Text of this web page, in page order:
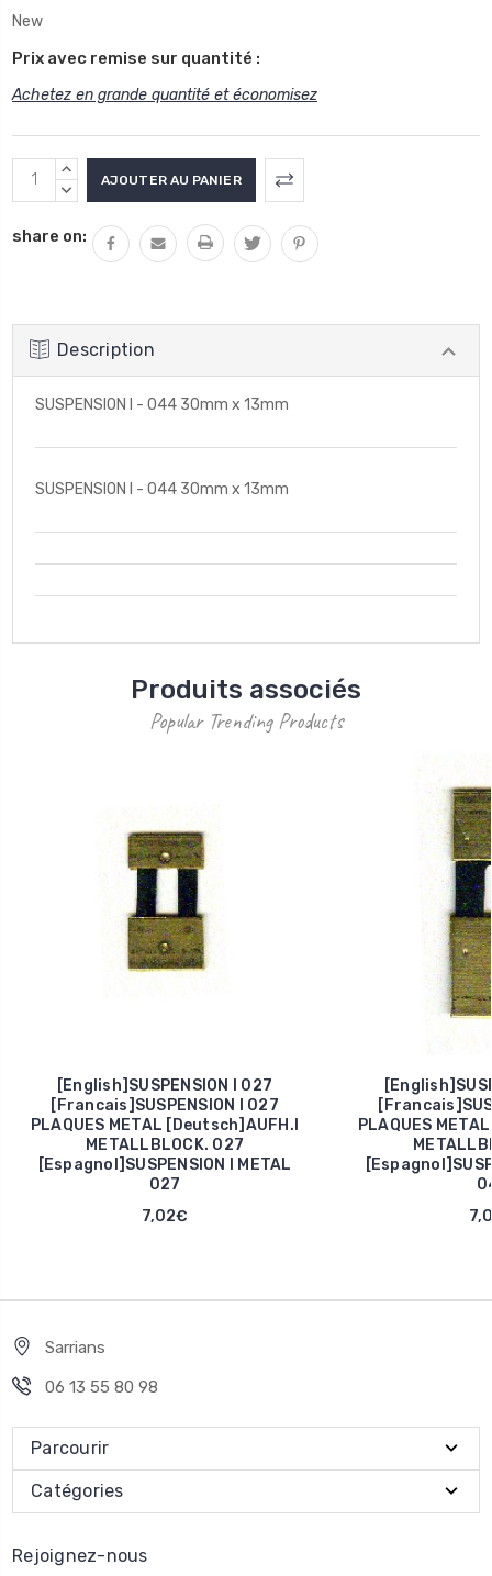
New
Prix avec remise sur quantité :
Achetez en grande quantité et économisez
Stock
actuel
AUGMENTER
LA
:
DIMINUER
QUANTITÉ
share on:
Description
SUSPENSION I - 044 30mm x 13mm
SUSPENSION I - 044 30mm x 13mm
Produits associés
Popular Trending Products
[English]SUSPENSION I 027
[Francais]SUSPENSION I 027
PLAQUES METAL [Deutsch]AUFH.I
METALLBLOCK. 027
[Espagnol]SUSPENSION I METAL
027
7,02€
PLAQUES
Sarrians
06 13 55 80 98
Parcourir
Catégories
Rejoignez-nous